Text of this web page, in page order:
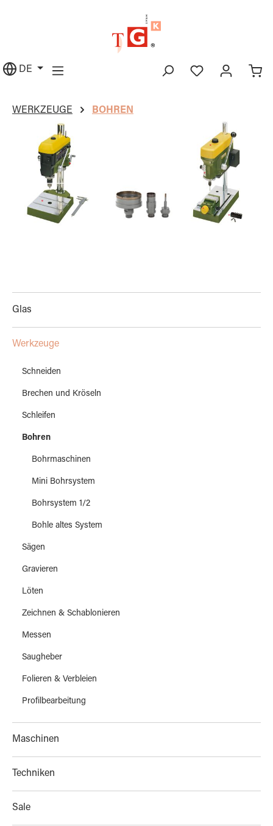
DE
WERKZEUGE BOHREN
Glas
Werkzeuge
Schneiden
Brechen und Kröseln
Schleifen
Bohren
Bohrmaschinen
Mini Bohrsystem
Bohrsystem 1/2
Bohle altes System
Sägen
Gravieren
Löten
Zeichnen & Schablonieren
Messen
Saugheber
Folieren & Verbleien
Profilbearbeitung
Maschinen
Techniken
Sale